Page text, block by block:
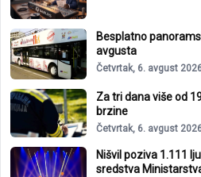
Besplatno
avgusta
Četvrtak, 6. avgust
Za tri dana više od
brzine
Četvrtak, 6. avgust
Nišvil poziva 1.111
sredstva